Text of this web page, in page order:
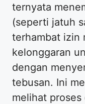
ternyata
(seperti jatuh
terhambat izin
kelonggaran
dengan
tebusan. Ini
melihat proses